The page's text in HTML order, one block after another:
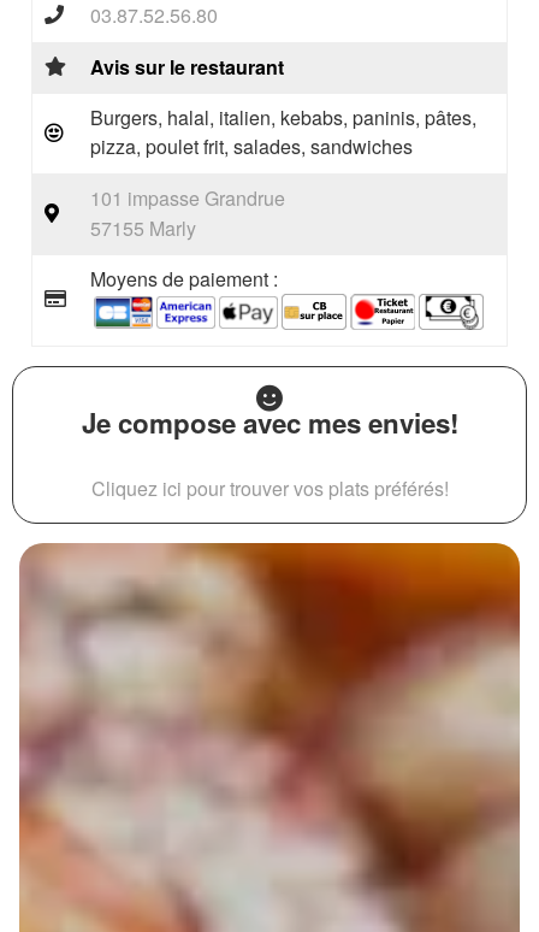
03.87.52.56.80
Avis sur le restaurant
Burgers, halal, italien, kebabs, paninis, pâtes,
pizza, poulet frit, salades, sandwiches
101 impasse Grandrue
57155 Marly
Moyens de paiement :
Je compose avec mes envies!
Cliquez ici pour trouver vos plats préférés!